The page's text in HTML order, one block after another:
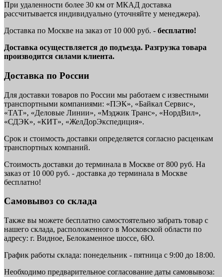
При удаленности более 30 км от МКАД доставка
рассчитывается индивидуально (уточняйте у менеджера).
Доставка по Москве на заказ от 10 000 руб. - бесплатно!
Доставка осуществляется до подъезда. Разгрузка товара
производится силами клиента.
Доставка по России
Для доставки товаров по России мы работаем с известными
транспортными компаниями: «ПЭК», «Байкал Сервис»,
«ТАТ», «Деловые Линии», «Мэджик Транс», «НордВил»,
«СДЭК», «КИТ», «ЖелДорЭкспедиция».
Срок и стоимость доставки определяется согласно расценкам
транспортных компаний.
Стоимость доставки до терминала в Москве от 800 руб. На
заказ от 10 000 руб. - доставка до терминала в Москве
бесплатно!
Самовывоз со склада
Также вы можете бесплатно самостоятельно забрать товар с
нашего склада, расположенного в Московской области по
адресу: г. Видное, Белокаменное шоссе, 6Ю.
График работы склада: понедельник - пятница с 9:00 до 18:00.
Необходимо предварительное согласование даты самовывоза: